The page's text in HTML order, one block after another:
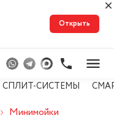
Открыть
СПЛИТ-СИСТЕМЫ
Минимойки